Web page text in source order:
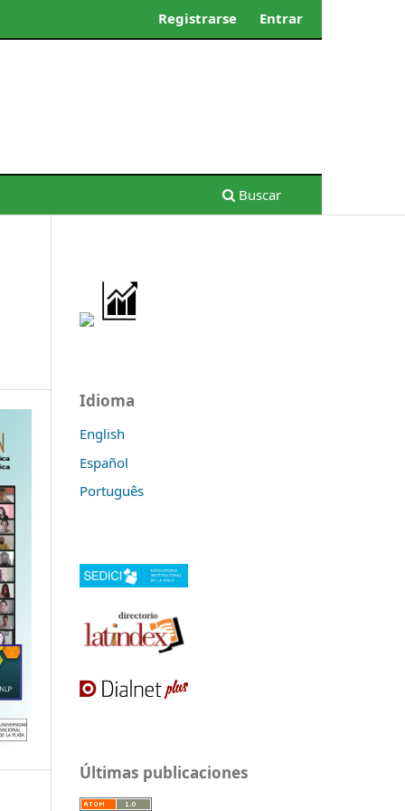
Buscar
Registrarse Entrar
Idioma
English
Español
Português
Últimas publicaciones